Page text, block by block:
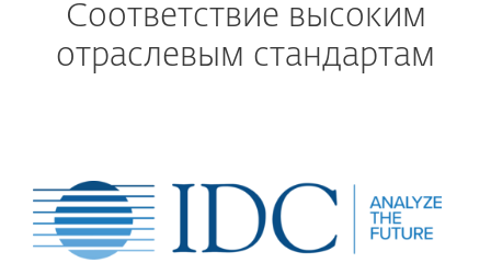
Соответствие высоким
отраслевым стандартам